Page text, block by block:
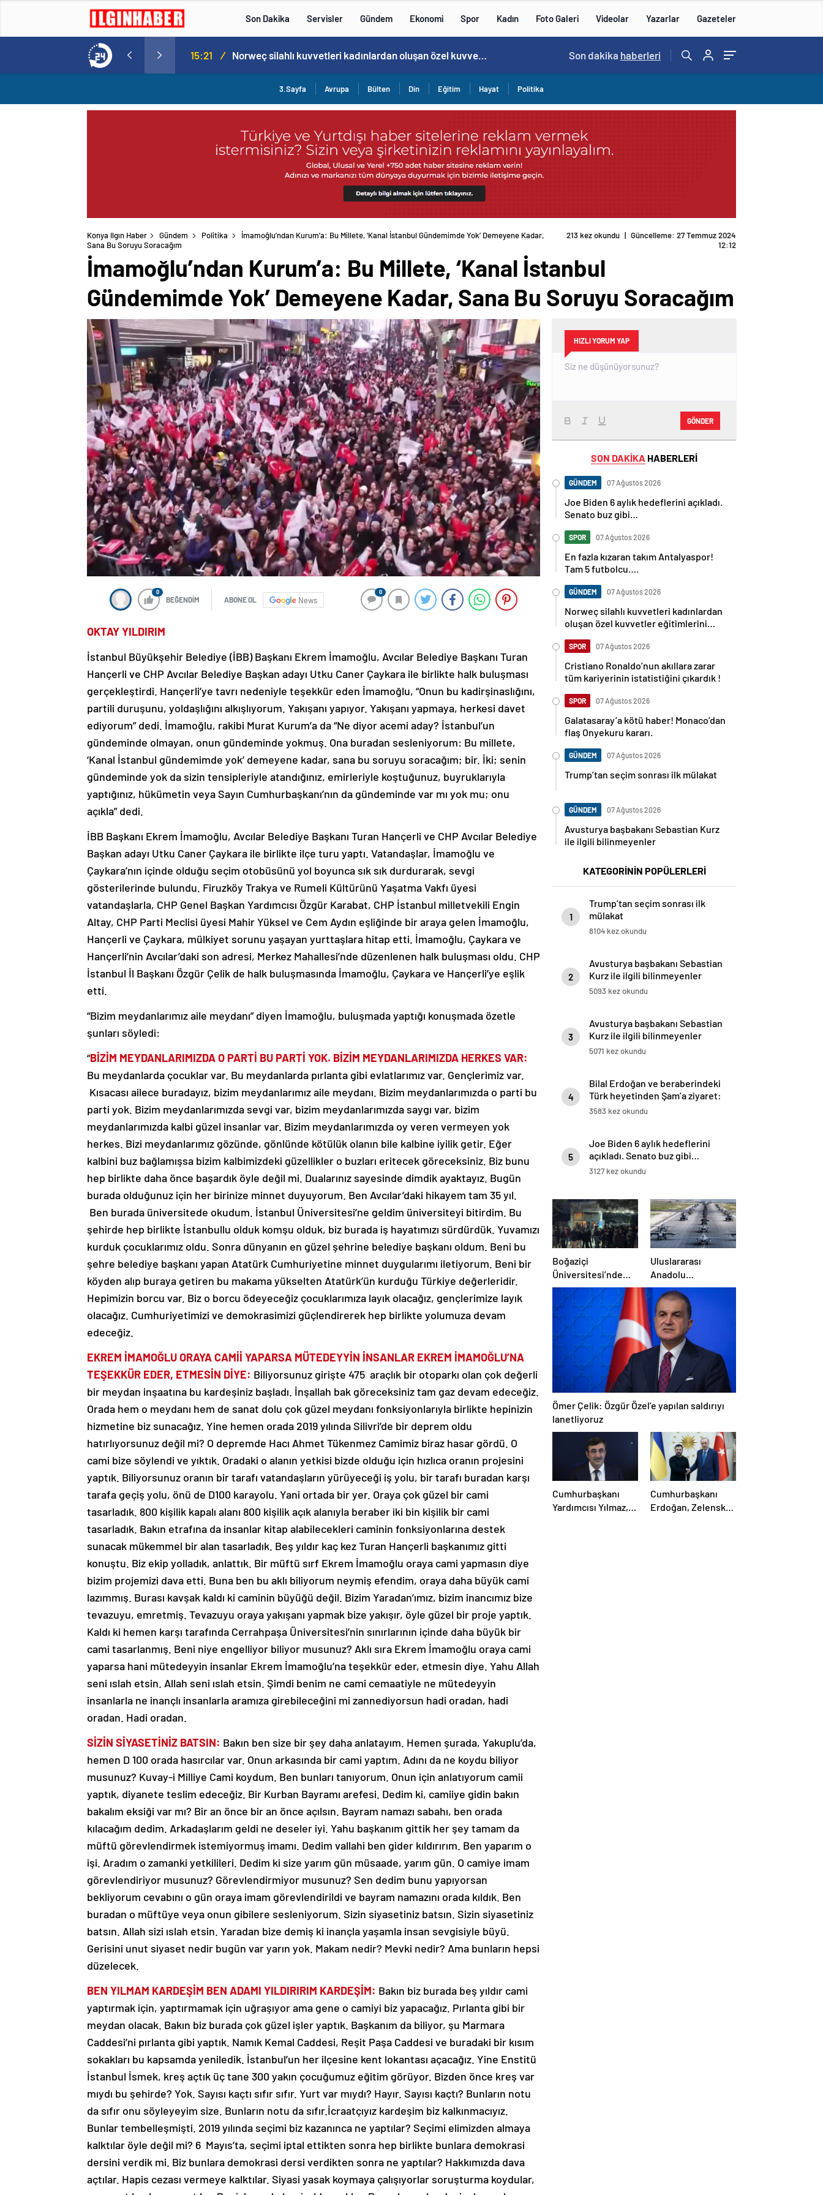
Son Dakika Servisler Gündem Ekonomi Spor Kadın Foto Galeri Videolar Yazarlar Gazeteler
Norweç silahlı kuvvetleri kadınlardan oluşan özel kuvvetler eğitimlerini başlattı. 15:20 / Cristiano Ronaldo’nun akıllara zarar tüm kariyerinin istatistiğini çıkardık ! 14:57 /
Son dakika haberleri
3.Sayfa Avrupa Bülten Din Eğitim Hayat Politika
Konya Ilgın Haber Gündem Politika İmamoğlu’ndan Kurum’a: Bu Millete, ‘Kanal İstanbul Gündemimde Yok’ Demeyene Kadar, Sana Bu Soruyu Soracağım
İmamoğlu’ndan Kurum’a: Bu Millete, ‘Kanal İstanbul
Gündemimde Yok’ Demeyene Kadar, Sana Bu Soruyu Soracağım
News
Hançerli ve CHP Avcılar Belediye Başkan adayı Utku Caner Çaykara ile birlikte halk buluşması
gerçekleştirdi. Hançerli’ye tavrı nedeniyle teşekkür eden İmamoğlu, “Onun bu kadirşinaslığını,
partili duruşunu, yoldaşlığını alkışlıyorum. Yakışanı yapıyor. Yakışanı yapmaya, herkesi davet
ediyorum” dedi. İmamoğlu, rakibi Murat Kurum’a da “Ne diyor acemi aday? İstanbul’un
gündeminde olmayan, onun gündeminde yokmuş. Ona buradan sesleniyorum: Bu millete,
‘Kanal İstanbul gündemimde yok’ demeyene kadar, sana bu soruyu soracağım; bir. İki; senin
gündeminde yok da sizin tensipleriyle atandığınız, emirleriyle koştuğunuz, buyruklarıyla
yaptığınız, hükümetin veya Sayın Cumhurbaşkanı’nın da gündeminde var mı yok mu; onu
açıkla” dedi.
Başkan adayı Utku Caner Çaykara ile birlikte ilçe turu yaptı. Vatandaşlar, İmamoğlu ve
Çaykara’nın içinde olduğu seçim otobüsünü yol boyunca sık sık durdurarak, sevgi
gösterilerinde bulundu. Firuzköy Trakya ve Rumeli Kültürünü Yaşatma Vakfı üyesi
vatandaşlarla, CHP Genel Başkan Yardımcısı Özgür Karabat, CHP İstanbul milletvekili Engin
Altay, CHP Parti Meclisi üyesi Mahir Yüksel ve Cem Aydın eşliğinde bir araya gelen İmamoğlu,
Hançerli ve Çaykara, mülkiyet sorunu yaşayan yurttaşlara hitap etti. İmamoğlu, Çaykara ve
Hançerli’nin Avcılar’daki son adresi, Merkez Mahallesi’nde düzenlenen halk buluşması oldu. CHP
İstanbul İl Başkanı Özgür Çelik de halk buluşmasında İmamoğlu, Çaykara ve Hançerli’ye eşlik
etti.
şunları söyledi:
Bu meydanlarda çocuklar var. Bu meydanlarda pırlanta gibi evlatlarımız var. Gençlerimiz var.
Kısacası ailece buradayız, bizim meydanlarımız aile meydanı. Bizim meydanlarımızda o parti bu
parti yok. Bizim meydanlarımızda sevgi var, bizim meydanlarımızda saygı var, bizim
meydanlarımızda kalbi güzel insanlar var. Bizim meydanlarımızda oy veren vermeyen yok
herkes. Bizi meydanlarımız gözünde, gönlünde kötülük olanın bile kalbine iyilik getir. Eğer
kalbini buz bağlamışsa bizim kalbimizdeki güzellikler o buzları eritecek göreceksiniz. Biz bunu
hep birlikte daha önce başardık öyle değil mi. Dualarınız sayesinde dimdik ayaktayız. Bugün
burada olduğunuz için her birinize minnet duyuyorum. Ben Avcılar’daki hikayem tam 35 yıl.
Ben burada üniversitede okudum. İstanbul Üniversitesi’ne geldim üniversiteyi bitirdim. Bu
şehirde hep birlikte İstanbullu olduk komşu olduk, biz burada iş hayatımızı sürdürdük. Yuvamızı
kurduk çocuklarımız oldu. Sonra dünyanın en güzel şehrine belediye başkanı oldum. Beni bu
şehre belediye başkanı yapan Atatürk Cumhuriyetine minnet duygularımı iletiyorum. Beni bir
köyden alıp buraya getiren bu makama yükselten Atatürk’ün kurduğu Türkiye değerleridir.
Hepimizin borcu var. Biz o borcu ödeyeceğiz çocuklarımıza layık olacağız, gençlerimize layık
olacağız. Cumhuriyetimizi ve demokrasimizi güçlendirerek hep birlikte yolumuza devam
edeceğiz.
TEŞEKKÜR EDER, ETMESİN DİYE:Biliyorsunuz girişte 475 araçlık bir otoparkı olan çok değerli
bir meydan inşaatına bu kardeşiniz başladı. İnşallah bak göreceksiniz tam gaz devam edeceğiz.
Orada hem o meydanı hem de sanat dolu çok güzel meydanı fonksiyonlarıyla birlikte hepinizin
hizmetine biz sunacağız. Yine hemen orada 2019 yılında Silivri’de bir deprem oldu
hatırlıyorsunuz değil mi? O depremde Hacı Ahmet Tükenmez Camimiz biraz hasar gördü. O
cami bize söylendi ve yıktık. Oradaki o alanın yetkisi bizde olduğu için hızlıca oranın projesini
yaptık. Biliyorsunuz oranın bir tarafı vatandaşların yürüyeceği iş yolu, bir tarafı buradan karşı
tarafa geçiş yolu, önü de D100 karayolu. Yani ortada bir yer. Oraya çok güzel bir cami
tasarladık. 800 kişilik kapalı alanı 800 kişilik açık alanıyla beraber iki bin kişilik bir cami
tasarladık. Bakın etrafına da insanlar kitap alabilecekleri caminin fonksiyonlarına destek
sunacak mükemmel bir alan tasarladık. Beş yıldır kaç kez Turan Hançerli başkanımız gitti
konuştu. Biz ekip yolladık, anlattık. Bir müftü sırf Ekrem İmamoğlu oraya cami yapmasın diye
bizim projemizi dava etti. Buna ben bu aklı biliyorum neymiş efendim, oraya daha büyük cami
lazımmış. Burası kavşak kaldı ki caminin büyüğü değil. Bizim Yaradan’ımız, bizim inancımız bize
tevazuyu, emretmiş. Tevazuyu oraya yakışanı yapmak bize yakışır, öyle güzel bir proje yaptık.
Kaldı ki hemen karşı tarafında Cerrahpaşa Üniversitesi’nin sınırlarının içinde daha büyük bir
cami tasarlanmış. Beni niye engelliyor biliyor musunuz? Aklı sıra Ekrem İmamoğlu oraya cami
yaparsa hani mütedeyyin insanlar Ekrem İmamoğlu’na teşekkür eder, etmesin diye. Yahu Allah
seni ıslah etsin. Allah seni ıslah etsin. Şimdi benim ne cami cemaatiyle ne mütedeyyin
insanlarla ne inançlı insanlarla aramıza girebileceğini mi zannediyorsun hadi oradan, hadi
oradan. Hadi oradan.
hemen D 100 orada hasırcılar var. Onun arkasında bir cami yaptım. Adını da ne koydu biliyor
musunuz? Kuvay-i Milliye Cami koydum. Ben bunları tanıyorum. Onun için anlatıyorum camii
yaptık, diyanete teslim edeceğiz. Bir Kurban Bayramı arefesi. Dedim ki, camiiye gidin bakın
bakalım eksiği var mı? Bir an önce bir an önce açılsın. Bayram namazı sabahı, ben orada
kılacağım dedim. Arkadaşlarım geldi ne deseler iyi. Yahu başkanım gittik her şey tamam da
müftü görevlendirmek istemiyormuş imamı. Dedim vallahi ben gider kıldırırım. Ben yaparım o
işi. Aradım o zamanki yetkilileri. Dedim ki size yarım gün müsaade, yarım gün. O camiye imam
görevlendiriyor musunuz? Görevlendirmiyor musunuz? Sen dedim bunu yapıyorsan
bekliyorum cevabını o gün oraya imam görevlendirildi ve bayram namazını orada kıldık. Ben
buradan o müftüye veya onun gibilere sesleniyorum. Sizin siyasetiniz batsın. Sizin siyasetiniz
batsın. Allah sizi ıslah etsin. Yaradan bize demiş ki inançla yaşamla insan sevgisiyle büyü.
Gerisini unut siyaset nedir bugün var yarın yok. Makam nedir? Mevki nedir? Ama bunların hepsi
düzelecek.
yaptırmak için, yaptırmamak için uğraşıyor ama gene o camiyi biz yapacağız. Pırlanta gibi bir
meydan olacak. Bakın biz burada çok güzel işler yaptık. Başkanım da biliyor, şu Marmara
Caddesi’ni pırlanta gibi yaptık. Namık Kemal Caddesi, Reşit Paşa Caddesi ve buradaki bir kısım
sokakları bu kapsamda yeniledik. İstanbul’un her ilçesine kent lokantası açacağız. Yine Enstitü
İstanbul İsmek, kreş açtık üç tane 300 yakın çocuğumuz eğitim görüyor. Bizden önce kreş var
mıydı bu şehirde? Yok. Sayısı kaçtı sıfır sıfır. Yurt var mıydı? Hayır. Sayısı kaçtı? Bunların notu
da sıfır onu söyleyeyim size. Bunların notu da sıfır.İcraatçıyız kardeşim biz kalkınmacıyız.
Bunlar tembelleşmişti. 2019 yılında seçimi biz kazanınca ne yaptılar? Seçimi elimizden almaya
kalktılar öyle değil mi? 6 Mayıs’ta, seçimi iptal ettikten sonra hep birlikte bunlara demokrasi
dersini verdik mi. Biz bunlara demokrasi dersi verdikten sonra ne yaptılar? Hakkımızda dava
açtılar. Hapis cezası vermeye kalktılar. Siyasi yasak koymaya çalışıyorlar soruşturma koydular,
onu yaptılar, bunu yaptılar. Beni, hem de beni yıldıracaklar. Ben yılmam kardeşim ben adamı
HIZLI YORUM YAP
GÖNDER
Joe Biden 6 aylık hedeflerini açıkladı.
Senato buz gibi…
En fazla kızaran takım Antalyaspor!
Tam 5 futbolcu….
Norweç silahlı kuvvetleri kadınlardan
oluşan özel kuvvetler eğitimlerini
başlattı.
Cristiano Ronaldo’nun akıllara zarar
tüm kariyerinin istatistiğini çıkardık !
Galatasaray’a kötü haber! Monaco’dan
flaş Onyekuru kararı.
Trump’tan seçim sonrası ilk mülakat
Avusturya başbakanı Sebastian Kurz
ile ilgili bilinmeyenler
1
mülakat
8104 kez okundu
2
Kurz ile ilgili bilinmeyenler
5093 kez okundu
3
Kurz ile ilgili bilinmeyenler
5071 kez okundu
4
Türk heyetinden Şam’a ziyaret:
Emevi Camii’nde namaz kıldılar
3583 kez okundu
5
açıkladı. Senato buz gibi…
3127 kez okundu
Boğaziçi
Üniversitesi’nde
polise saldırı: 97
gözaltı
Uluslararası
Anadolu
Ankası-2025
Tatbikatı başladı
Ömer Çelik: Özgür Özel’e yapılan saldırıyı
lanetliyoruz
Cumhurbaşkanı
Yardımcısı Yılmaz,
Özgür Özel’e
Cumhurbaşkanı
Erdoğan, Zelensky
ile görüştü